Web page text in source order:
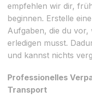
empfehlen wir dir,
beginnen. Erstelle
Aufgaben, die du
erledigen musst.
und kannst nichts
Professionelles
Transport